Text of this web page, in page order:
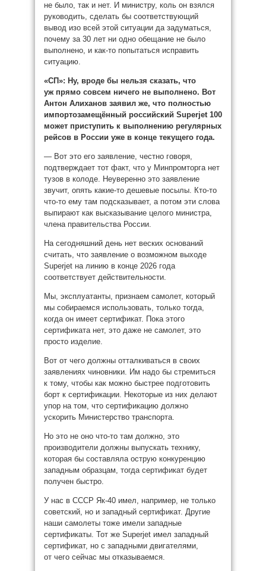
не было, так и нет. И министру, коль он взялся
руководить, сделать бы соответствующий
вывод изо всей этой ситуации да задуматься,
почему за 30 лет ни одно обещание не было
выполнено, и как-то попытаться исправить
ситуацию.
«СП»: Ну, вроде бы нельзя сказать, что
уж прямо совсем ничего не выполнено. Вот
Антон Алиханов заявил же, что полностью
импортозамещённый российский Superjet 100
может приступить к выполнению регулярных
рейсов в России уже в конце текущего года.
— Вот это его заявление, честно говоря,
подтверждает тот факт, что у Минпромторга нет
тузов в колоде. Неуверенно это заявление
звучит, опять какие-то дешевые посылы. Кто-то
что-то ему там подсказывает, а потом эти слова
выпирают как высказывание целого министра,
члена правительства России.
На сегодняшний день нет веских оснований
считать, что заявление о возможном выходе
Superjet на линию в конце 2026 года
соответствует действительности.
Мы, эксплуатанты, признаем самолет, который
мы собираемся использовать, только тогда,
когда он имеет сертификат. Пока этого
сертификата нет, это даже не самолет, это
просто изделие.
Вот от чего должны отталкиваться в своих
заявлениях чиновники. Им надо бы стремиться
к тому, чтобы как можно быстрее подготовить
борт к сертификации. Некоторые из них делают
упор на том, что сертификацию должно
ускорить Министерство транспорта.
Но это не оно что-то там должно, это
производители должны выпускать технику,
которая бы составляла острую конкуренцию
западным образцам, тогда сертификат будет
получен быстро.
У нас в СССР Як-40 имел, например, не только
советский, но и западный сертификат. Другие
наши самолеты тоже имели западные
сертификаты. Тот же Superjet имел западный
сертификат, но с западными двигателями,
от чего сейчас мы отказываемся.